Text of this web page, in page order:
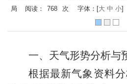
局 阅读：
768 次 字体：[大 中 小]
一、天气形势分析与
根据最新气象资料